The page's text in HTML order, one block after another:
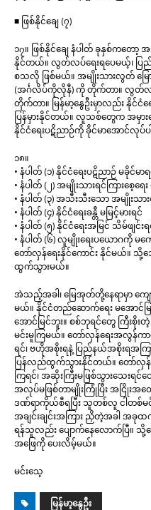
■ ဖြစ်နိုင်ချေ (၇)
၁၇။ ဖြစ်နိုင်ချေ နံပါတ် ခုနှစ်ကတော့
နိုင်တယ်။ လွတ်လပ်ရေးရပေမယ့်၊ ပြည်
စသလို ဖြစ်မယ်။ အမျိုးသားလွတ် မြ
(အင်္ဂလိပ်ကိုလိုနီ) ကို တိုက်တာ။ လွတ်လပ်ရ
တိုက်တာ။ မြန်မာ့နွေဦးမှာလည်း နိုင်ငံ
ပြန်မှားနိုင်တယ်။ လူသစ်တွေက အမှာ
နိုင်ငံရေးပဋိညာဉ်ကို ခိုင်မာအောင်လု
၁၈။
• နံပါတ် (၁) နိုင်ငံရေးပဋိညာဉ် မခိုင်မာ
• နံပါတ် (၂) အမျိုးသားရင်ကြားစေ့ရေ
• နံပါတ် (၃) အသီးသီးသော အမျိုးသာ
• နံပါတ် (၄) နိုင်ငံရေးခန္တီ မမြင့်မားရင်
• နံပါတ် (၅) နိုင်ငံရေးအမြင် သိမ်ဖျင်း
• နံပါတ် (၆) လူမျိုးရေးပယောဂကို မက
တော်လှန်ရေးနိုင်ကောင်း နိုင်မယ်။ သို့
ထွက်သွားမယ်။
အဲသည့်အခါ၊ မြေအုတ်တို့နေရာမှာ က
မယ်။ နိုင်ငံတည်ဆောက်ရေး မအောင်
အောင်မြင်ဘူး။ စစ်ဘုရင်တွေ ကြီး
မင်းမူကြမယ်။ တော်လှန်ရေးအလွန်က
ရင်၊ ဗဟိုအစိုးရနဲ့ ပြည်နယ်အစိုးရအကြ
ပြန်လည်ထွက်သွားနိုင်တယ်။ တော်လှန်ရ
ကြရင်၊ အဆိုးကြီးမဖြစ်သွားသေးရ
အလုပ်မဖြစ်တာမျိုးကြုံပြီး အငြိုး
ဒဏ်ရာကိုယ်စီရပြီး သူတစ်လူ ငါတစ်မင်
အချင်းချင်းအကြား ညှိတဲ့အခါ အ
ရန်သူလည်း ပျောက်နေလောက်ပြီ။ သို့
အဖြေကို ပေးလိမ့်မယ်။
မင်းသေ့
မြန်မာ့နွေဦး